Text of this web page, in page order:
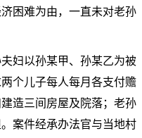
困难为由，一直未对老孙
妇以孙某甲、孙某乙为被
个儿子每人每月各支付赡
造三间房屋及院落；老孙
案件经承办法官与当地村